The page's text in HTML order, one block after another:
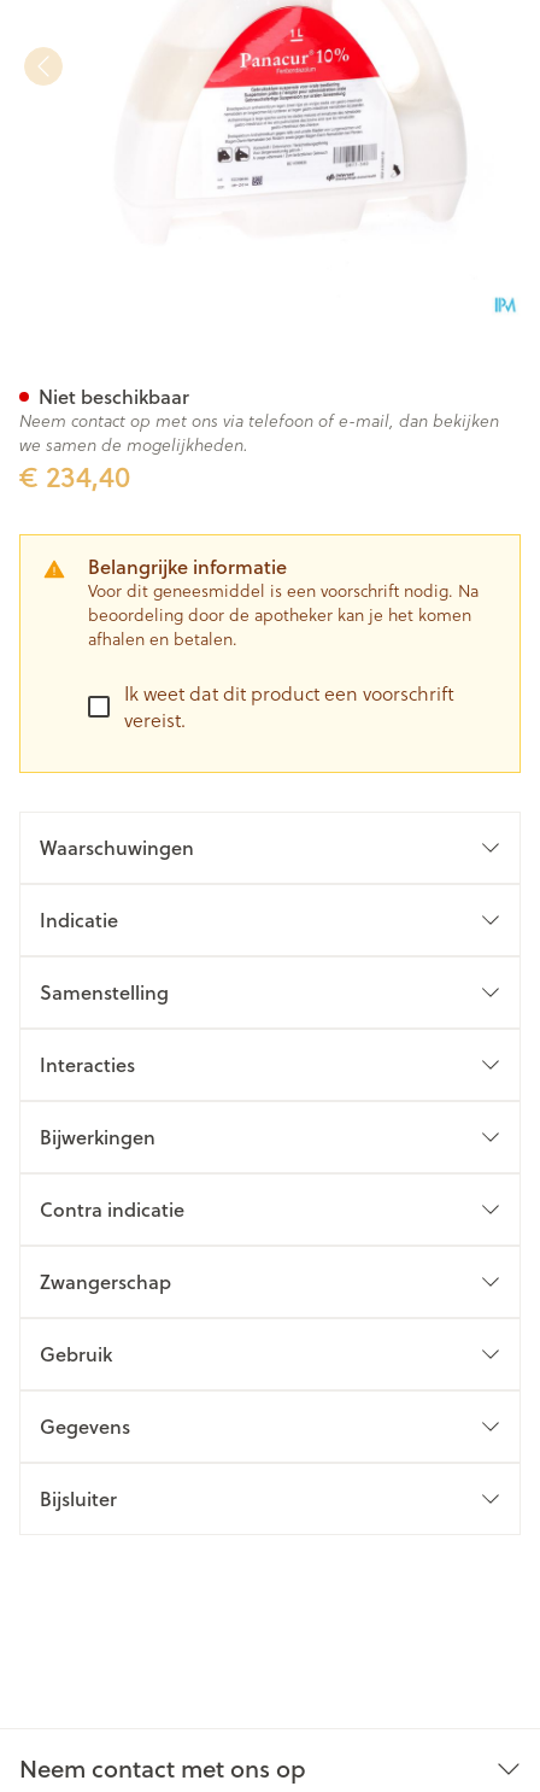
€ 234,40
Belangrijke informatie
Voor dit geneesmiddel is een voorschrift nodig. Na
beoordeling door de apotheker kan je het komen
afhalen en betalen.
Ik weet dat dit product een voorschrift
vereist.
Niet beschikbaar
Neem contact op met ons via telefoon of e-mail, dan bekijken
we samen de mogelijkheden.
Waarschuwingen
Indicatie
Samenstelling
Interacties
Bijwerkingen
Contra indicatie
Zwangerschap
Gebruik
Gegevens
Bijsluiter
Neem contact met ons op